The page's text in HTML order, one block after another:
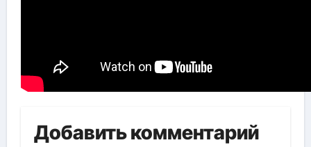
Добавить комментарий